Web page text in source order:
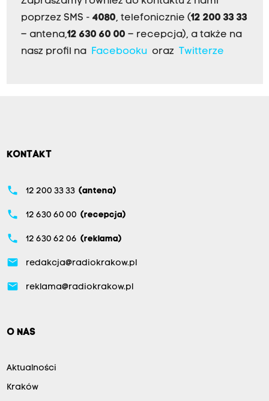
poprzez SMS - 4080, telefonicznie (12 200 33 33
– antena,12 630 60 00 – recepcja), a także na
nasz profil na Facebookuoraz Twitterze
KONTAKT
phone 12 200 33 33 (antena)
phone 12 630 60 00 (recepcja)
phone 12 630 62 06 (reklama)
email redakcja@radiokrakow.pl
email reklama@radiokrakow.pl
O NAS
Aktualności
Kraków